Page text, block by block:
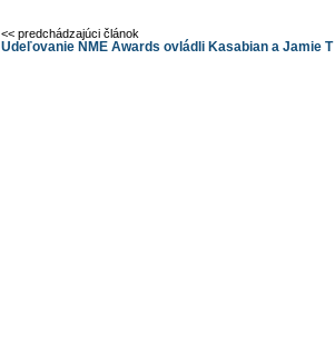
<< predchádzajúci článok
Udeľovanie NME Awards ovládli Kasabian a Jamie T